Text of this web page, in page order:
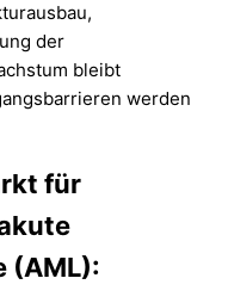
der
bleibt
werden
für
(AML):